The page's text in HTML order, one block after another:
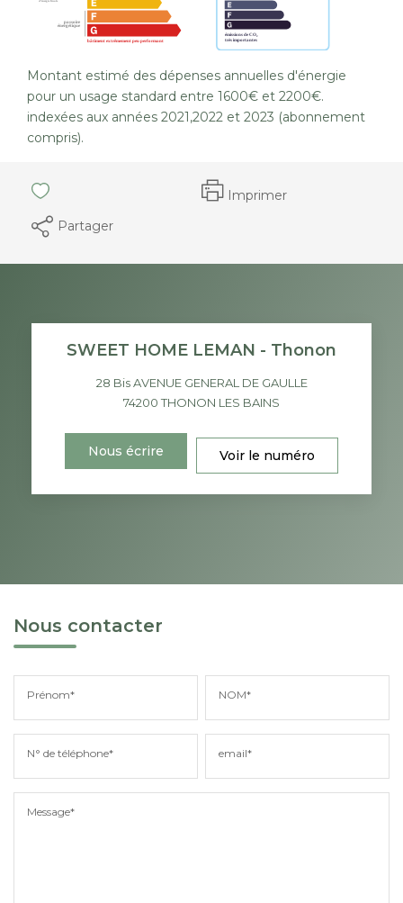
Montant estimé des dépenses annuelles d'énergie
pour un usage standard entre 1600€ et 2200€.
indexées aux années 2021,2022 et 2023 (abonnement
compris).
Imprimer
Partager
SWEET HOME LEMAN - Thonon
28 Bis AVENUE GENERAL DE GAULLE
74200THONON LES BAINS
Nous écrire Voir le numéro
Nous contacter
Prénom* NOM*
N° de téléphone* email*
Message*